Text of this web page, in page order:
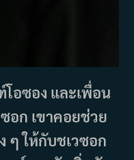
อซอง และเพื่อน
อก เขาคอยช่วย
ๆ ให้กับชเวซอก